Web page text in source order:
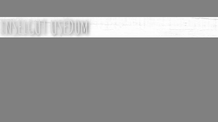
INSELGUT USEDOM